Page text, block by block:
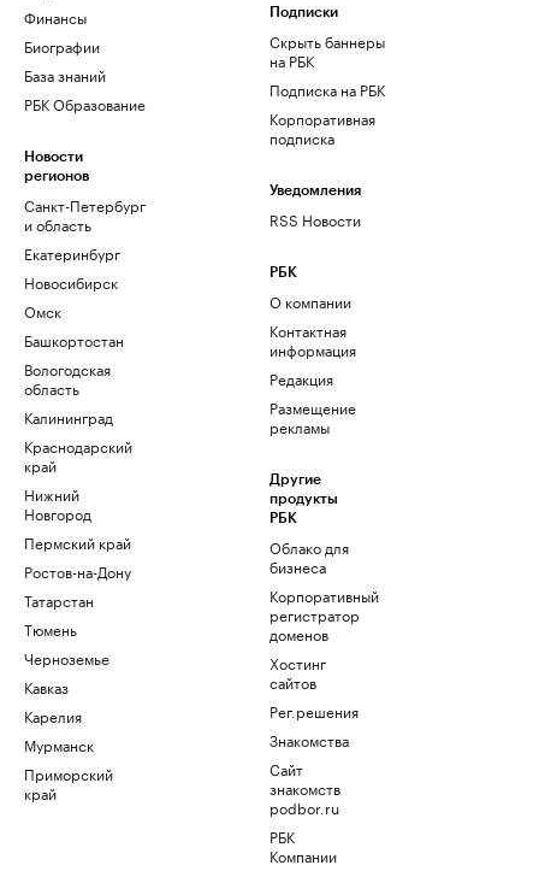
Финансы
Биографии
База знаний
РБК Образование
Новости
регионов
Санкт-Петербург
и область
Екатеринбург
Новосибирск
Омск
Башкортостан
Вологодская
область
Калининград
Краснодарский
край
Нижний
Новгород
Пермский край
Ростов-на-Дону
Татарстан
Тюмень
Черноземье
Кавказ
Карелия
Мурманск
Приморский
край
Подписки
Скрыть баннеры
на РБК
Подписка на РБК
Корпоративная
подписка
Уведомления
RSS Новости
РБК
О компании
Контактная
информация
Редакция
Размещение
рекламы
Другие
продукты
РБК
Облако для
бизнеса
Корпоративный
регистратор
доменов
Хостинг
сайтов
Рег.решения
Знакомства
Сайт
знакомств
podbor.ru
РБК
Компании